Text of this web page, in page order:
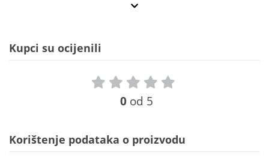
Kupci su ocijenili
0 od 5
Korištenje podataka o proizvodu